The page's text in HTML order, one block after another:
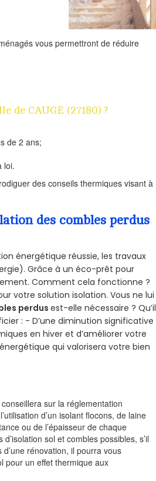
vous permettront de réduire
CAUGE (27180) ?
de 2 ans;
loi.
des conseils thermiques visant à
des combles perdus
énergétique réussie, les travaux
Grâce à un éco-prêt pour
Comment cela fonctionne ?
votre solution isolation. Vous ne lui
perdusest-elle nécessaire ? Qu’il
: - D’une diminution significative
en hiver et d’améliorer votre
qui valorisera votre bien
sur la réglementation
d’un isolant flocons, de laine
ou de l’épaisseur de chaque
sol et combles possibles, s’il
rénovation, il pourra vous
pour un effet thermique aux